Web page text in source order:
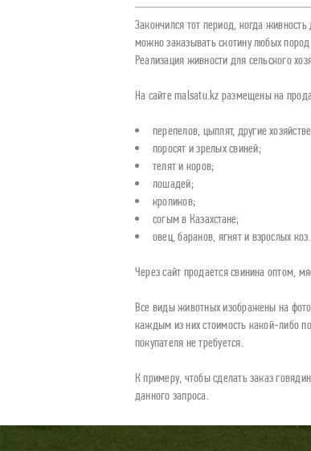
Закончился тот период, когда
можно заказывать скотину любых
Реализация живности для сельского
На сайте malsatu.kz размещены на
перепелов, цыплят, другие
поросят и зрелых свиней;
телят и коров;
лошадей;
кроликов;
согым в Казахстане;
овец, баранов, ягнят и взрослых коз.
Через сайт продается свинина оптом,
Все виды животных изображены на
каждым из них стоимость какой-либо
покупателя не требуется.
К примеру, чтобы сделать заказ
данного запроса.